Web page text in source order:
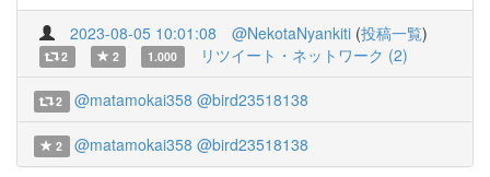
2023-08-05 10:01:08 @NekotaNyankiti (投稿一覧)
2 2 1.000 リツイート・ネットワーク (2)
2 @matamokai358 @bird23518138
2 @matamokai358 @bird23518138